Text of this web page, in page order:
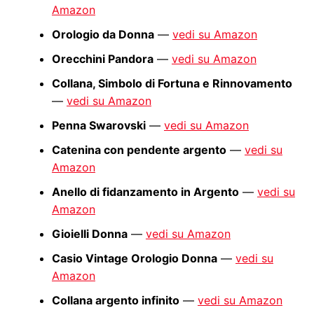
Amazon
Orologio da Donna— vedi su Amazon
Orecchini Pandora— vedi su Amazon
Collana, Simbolo di Fortuna e Rinnovamento
— vedi su Amazon
Penna Swarovski— vedi su Amazon
Catenina con pendente argento— vedi su
Amazon
Anello di fidanzamento in Argento— vedi su
Amazon
Gioielli Donna— vedi su Amazon
Casio Vintage Orologio Donna— vedi su
Amazon
Collana argento infinito— vedi su Amazon